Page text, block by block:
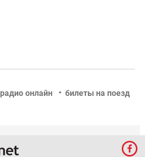
радио онлайн билеты на поезд